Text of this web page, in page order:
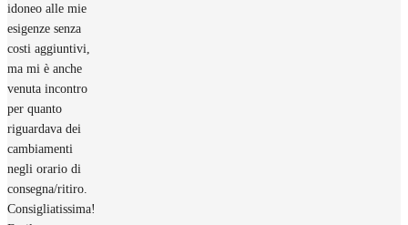
idoneo alle mie
esigenze senza
costi aggiuntivi,
ma mi è anche
venuta incontro
per quanto
riguardava dei
cambiamenti
negli orario di
consegna/ritiro.
Consigliatissima!